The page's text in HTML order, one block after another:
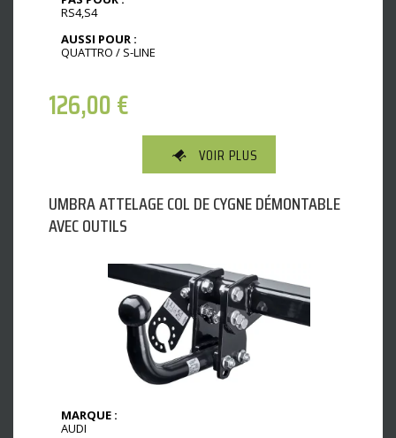
RS4,S4
AUSSI POUR :
QUATTRO / S-LINE
126,00€
VOIR PLUS
UMBRA ATTELAGE COL DE CYGNE DÉMONTABLE
AVEC OUTILS
MARQUE :
AUDI